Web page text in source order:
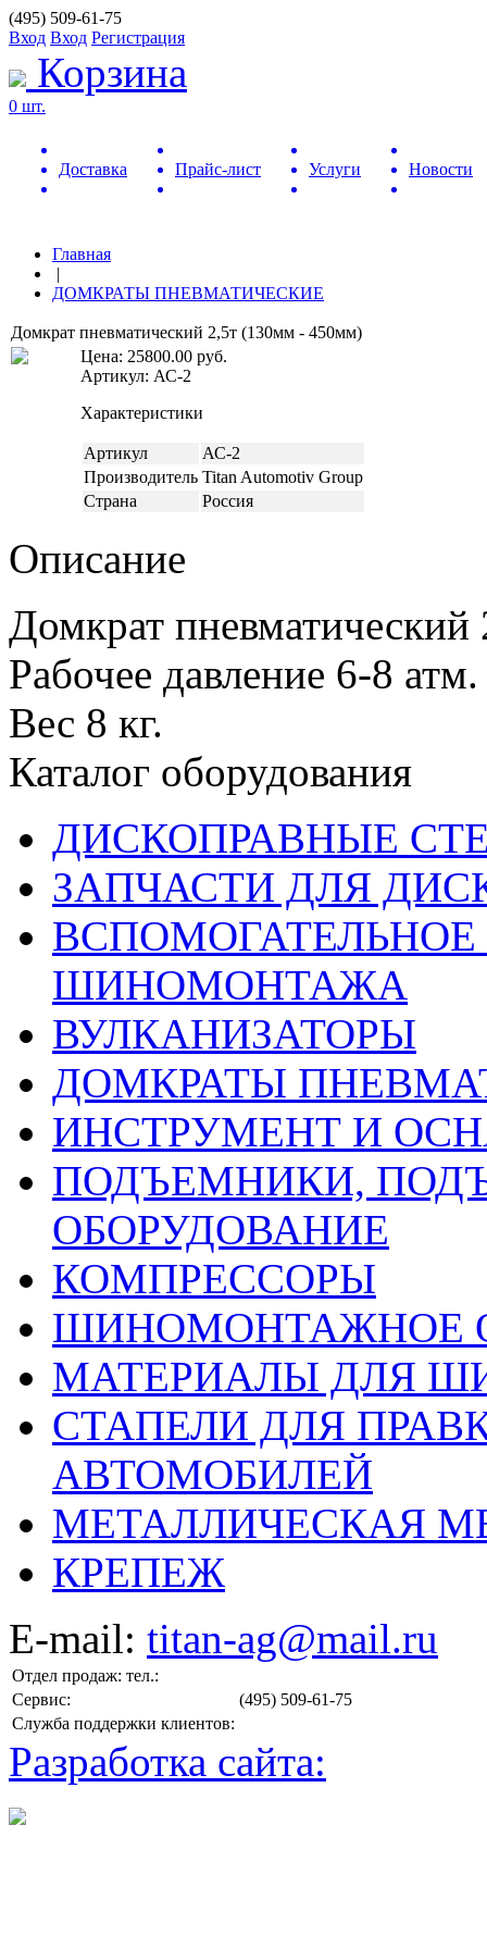
(495) 509-61-75
Вход Вход Регистрация
Корзина
0 шт.
Доставка Прайс-лист Услуги Новости
Главная
|
ДОМКРАТЫ ПНЕВМАТИЧЕСКИЕ
Домкрат пневматический 2,5т (130мм - 450мм)
Цена: 25800.00 руб.
Артикул: АС-2
Характеристики
Артикул
АС-2
Производитель Titan Automotiv Group
Страна
Россия
Описание
Домкрат
Рабочее давление 6-8 атм.
Вес 8 кг.
Каталог оборудования
ДИСКОПРАВНЫЕ
ЗАПЧАСТИ ДЛЯ
ШИНОМОНТАЖА
ВУЛКАНИЗАТОРЫ
ДОМКРАТЫ
ИНСТРУМЕНТ И
ПОДЪЕМНИКИ,
ОБОРУДОВАНИЕ
КОМПРЕССОРЫ
ШИНОМОНТАЖНОЕ
МАТЕРИАЛЫ ДЛЯ
СТАПЕЛИ ДЛЯ
АВТОМОБИЛЕЙ
МЕТАЛЛИЧЕСКАЯ
КРЕПЕЖ
E-mail: titan-ag@mail.ru
Отдел продаж: тел.:
(495) 509-61-75
Сервис:
Служба поддержки клиентов:
Разработка сайта: